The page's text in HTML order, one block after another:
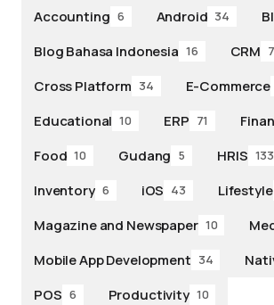
Accounting 6 Android 34
Blog Bahasa Indonesia 16 CRM 7
Cross Platform 34 E-Commerce
Educational 10 ERP 71
Food 10 Gudang 5 HRIS 133
Inventory 6 iOS 43 Lifestyle
Magazine and Newspaper 10
Mobile App Development 34
POS 6 Productivity 10